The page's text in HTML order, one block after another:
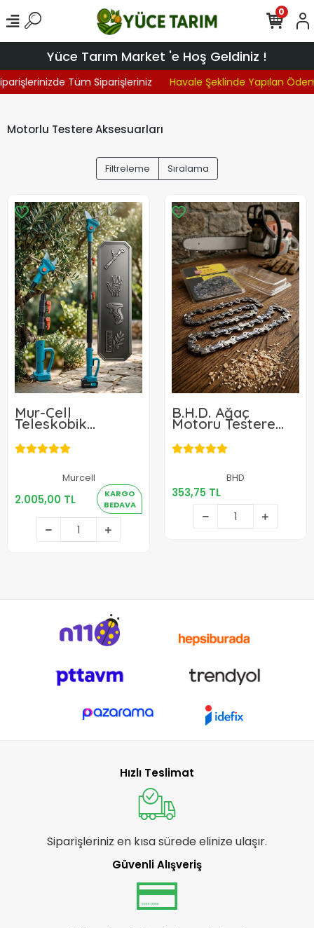
Yüce Tarım Market 'e Hoş Geldiniz !
Tüm Siparişleriniz Havale Şeklinde Yapılan
0
Motorlu Testere Aksesuarları
Filtreleme Sıralama
Mur-Cell
Teleskobik
Uzatma Kolu 2 m
Murcell
2.005,00 TL
KARGO
BEDAVA
2.005,00 TL
Sepete Ekle
B.H.D. Ağaç
Motoru Testere
Zinciri 3/25 36 Diş
BHD
353,75 TL
353,75 TL
Sepete Ekle
Hızlı Teslimat
Siparişleriniz en kısa sürede elinize ulaşır.
Güvenli Alışveriş